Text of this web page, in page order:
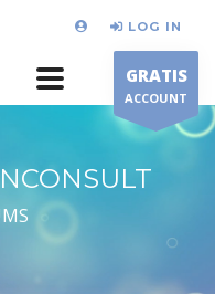
LOG IN
GRATIS
ACCOUNT